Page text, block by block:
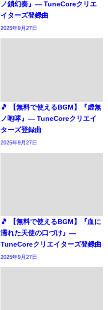
ノ鎖幻奏』― TuneCoreクリエ
イターズ登録曲
2025年9月27日
🎵 【無料で使えるBGM】『虚無
ノ咆哮』― TuneCoreクリエイ
ターズ登録曲
2025年9月27日
🎵 【無料で使えるBGM】『血に
濡れた天使の口づけ』―
TuneCoreクリエイターズ登録曲
2025年9月27日